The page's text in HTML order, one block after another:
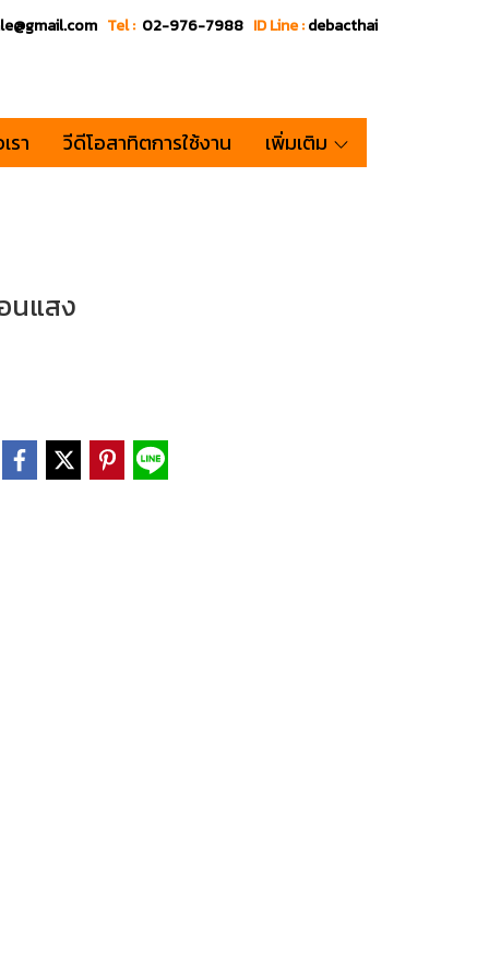
Tel : 02-976-7988 ID Line :debacthai
รา วีดีโอสาทิตการใช้งาน เพิ่มเติม
นแสง